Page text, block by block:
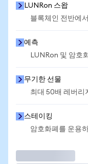
LUNRon 스왑
블록체인 전반에
예측
LUNRon 및 암호
무기한 선물
최대 50배 레버리
스테이킹
암호화폐를 운용